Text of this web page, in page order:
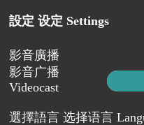
設定 设定 Settings
影音廣播
影音广播
Videocast
選擇語言 选择语言